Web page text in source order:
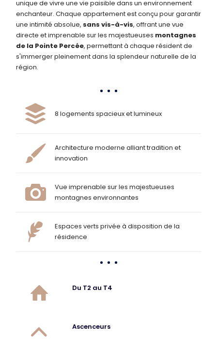
unique de vivre une vie paisible dans un environnement
enchanteur. Chaque appartement est conçu pour garantir
une intimité absolue, sans vis-à-vis, offrant une vue
directe et imprenable sur les majestueuses montagnes
de la Pointe Percée, permettant à chaque résident de
s'immerger pleinement dans la splendeur naturelle de la
région.
8 logements spacieux et lumineux
Architecture moderne alliant tradition et
innovation
Vue imprenable sur les majestueuses
montagnes environnantes
Espaces verts privée à disposition de la
résidence
Du T2 au T4
Ascenceurs